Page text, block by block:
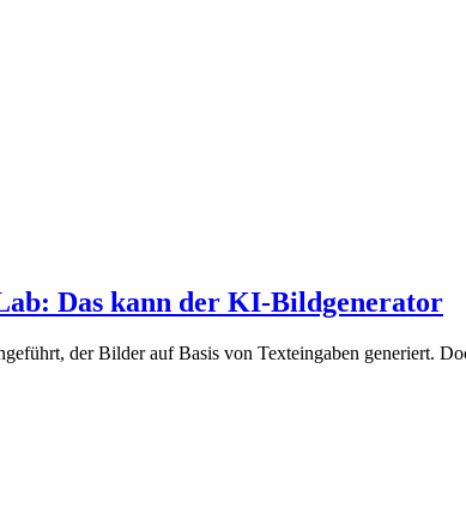
Das kann der KI-Bildgenerator
der Bilder auf Basis von Texteingaben generiert.